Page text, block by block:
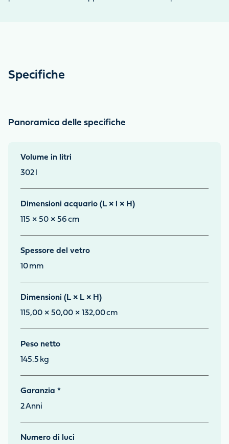
Specifiche
Panoramica delle specifiche
Volume in litri
302
Dimensioni acquario (L × l × H)
115 × 50 × 56 cm
Spessore del vetro
10 mm
Dimensioni (L × L × H)
115,00 × 50,00 × 132,00cm
Peso netto
145.5 kg
Garanzia *
2Anni
Numero di luci